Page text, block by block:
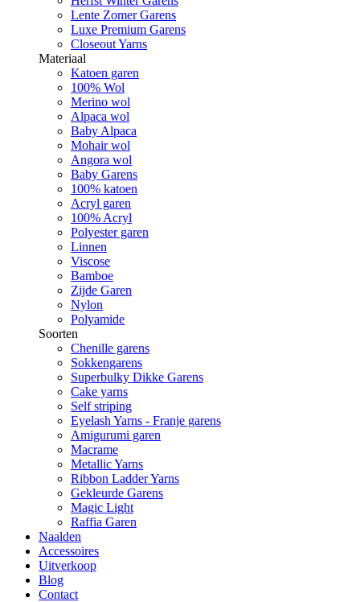
Lente Zomer Garens
Luxe Premium Garens
Closeout Yarns
Materiaal
Katoen garen
100% Wol
Merino wol
Alpaca wol
Baby Alpaca
Mohair wol
Angora wol
Baby Garens
100% katoen
Acryl garen
100% Acryl
Polyester garen
Linnen
Viscose
Bamboe
Zijde Garen
Nylon
Polyamide
Soorten
Chenille garens
Sokkengarens
Superbulky Dikke Garens
Cake yarns
Self striping
Eyelash Yarns - Franje garens
Amigurumi garen
Macrame
Metallic Yarns
Ribbon Ladder Yarns
Gekleurde Garens
Magic Light
Raffia Garen
Naalden
Accessoires
Uitverkoop
Blog
Contact